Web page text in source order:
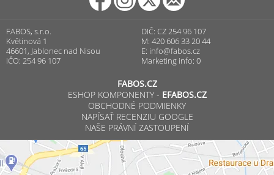
FABOS, s.r.o.
Květinová 1
46601, Jablonec nad Nisou
IČO: 254 96 107
DIČ: CZ 254 96 107
M: 420 606 33 20 44
E: info@fabos.cz
Marketing info: 0
FABOS.CZ
ESHOP KOMPONENTY - EFABOS.CZ
OBCHODNÉ PODMIENKY
NAPÍSAŤ RECENZIU GOOGLE
NAŠE PRÁVNÍ ZASTOUPENÍ